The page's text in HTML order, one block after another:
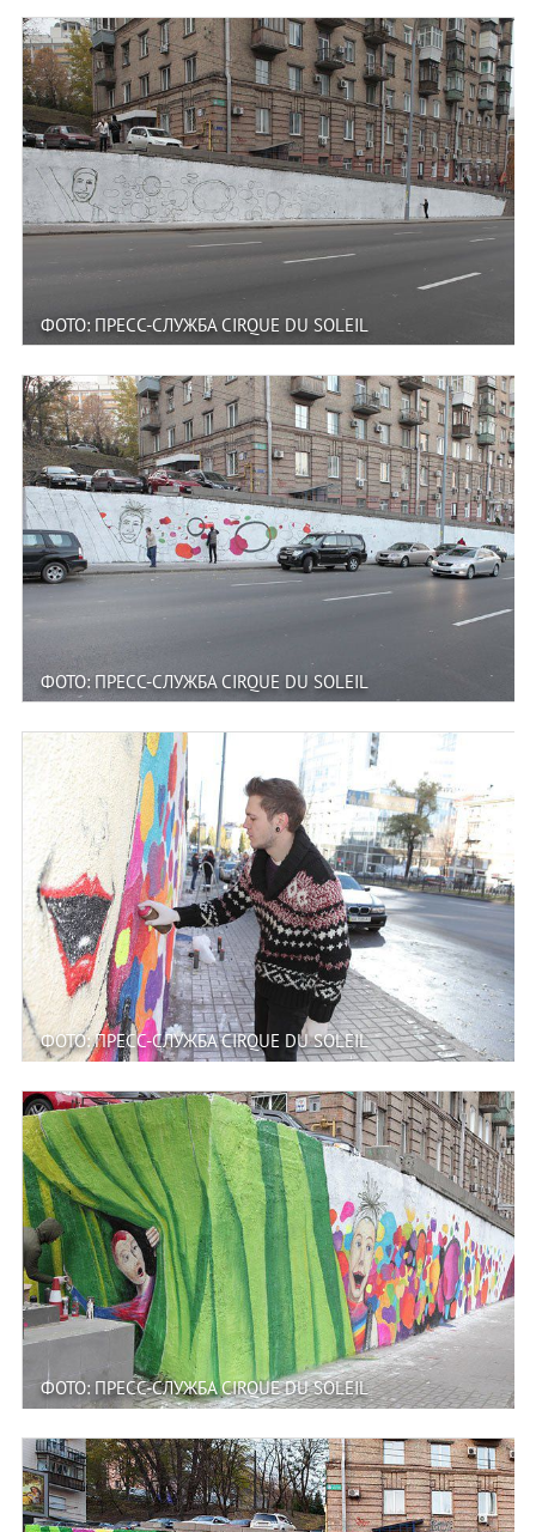
ФОТО: ПРЕСС-СЛУЖБА CIRQUE DU SOLEIL
ФОТО: ПРЕСС-СЛУЖБА CIRQUE DU SOLEIL
ФОТО: ПРЕСС-СЛУЖБА CIRQUE DU SOLEIL
ФОТО: ПРЕСС-СЛУЖБА CIRQUE DU SOLEIL